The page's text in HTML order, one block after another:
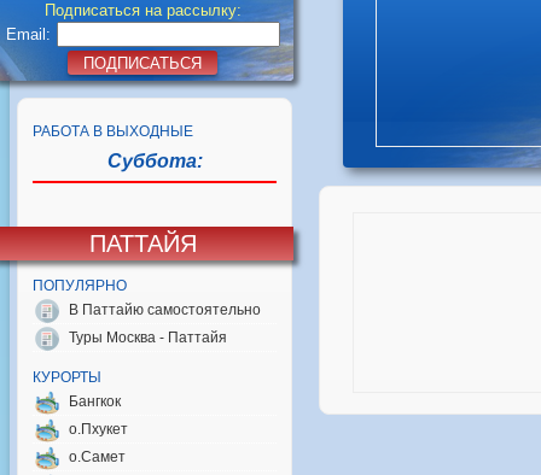
Подписаться на рассылку:
Email:
ПОДПИСАТЬСЯ
РАБОТА В ВЫХОДНЫЕ
Суббота:
ПАТТАЙЯ
ПОПУЛЯРНО
В Паттайю самостоятельно
Туры Москва - Паттайя
КУРОРТЫ
Бангкок
о.Пхукет
о.Самет